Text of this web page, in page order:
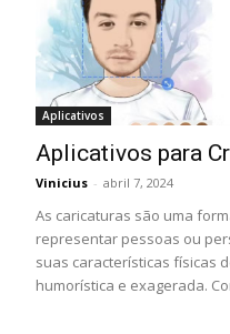
Aplicativos
Aplicativos para
Vinicius - abril 7, 2024
As caricaturas são uma
representar pessoas ou
suas características físicas
humorística e exagerada.